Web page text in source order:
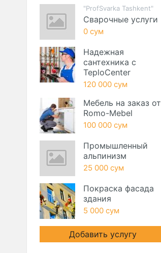
"ProfSvarka Tashkent"
Сварочные услуги
0 сум
Надежная
сантехника с
TeploCenter
120 000 сум
Мебель на заказ от
Romo-Mebel
100 000 сум
Промышленный
альпинизм
25 000 сум
Покраска фасада
здания
5 000 сум
Добавить услугу